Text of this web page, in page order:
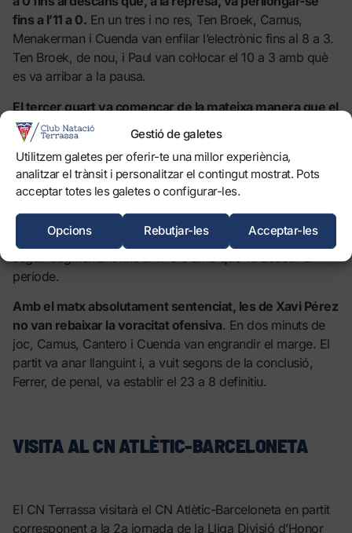
Gestió de galetes
Utilitzem galetes per oferir-te una millor experiència,
analitzar el trànsit i personalitzar el contingut mostrat. Pots
acceptar totes les galetes o configurar-les.
Acceptar-les
Rebutjar-les
Opcions
fins a l’11 a 0. En un tres i no res, Ten Broek, Camus,
Menakerman i Cuenda van enfilar l’electrònic fins al 8 a 3.
Ten Broek, de nou, i Paul van col·locar el 10 a 3 amb què
es va arribar a la pausa.
El tercer quart va començar de la mateixa manera que el
segon. El CN Terrassa va superar un cop rere un altre la
defensa visitant i la diferència va eixamplar-se
progressivament. Les egarenques van encadenar cinc
gols consecutius més. Un doblet de Camus i l’encert de
Bosveld, Cantero i Ten Broek van col·locar un concloent 15
a 3. El Sant Feliu va aturar l’allau amb dues dianes
consecutives de Roca i Bargalló. Però la distància va
període.
Amb el matx absolutament sentenciat, les de Xavi Pérez
no van rebaixar la voracitat ofensiva. En dos minuts de
joc, Camus, Cantero i Cuenda van engrandir el marge. El
partit va anar llanguint i, a vuit segons de la conclusió,
Ferrer, de penal, va establir el 23 a 8 definitiu.
VISITA AL CN ATLÈTIC-BARCELONETA
El CN Terrassa visitarà el CN Atlètic-Barceloneta en partit
corresponent a la 2a jornada de la Lliga Divisió d’Honor